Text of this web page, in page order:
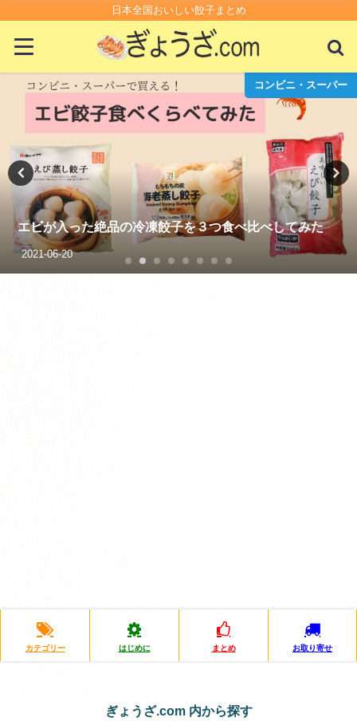
日本全国おいしい餃子まとめ
コンビニ・スーパー
スーパーの生餃子が100円で最強においしいって知って
る？
2021-01-14
カテゴリー はじめに まとめ お取り寄せ
ぎょうざ.com 内から探す